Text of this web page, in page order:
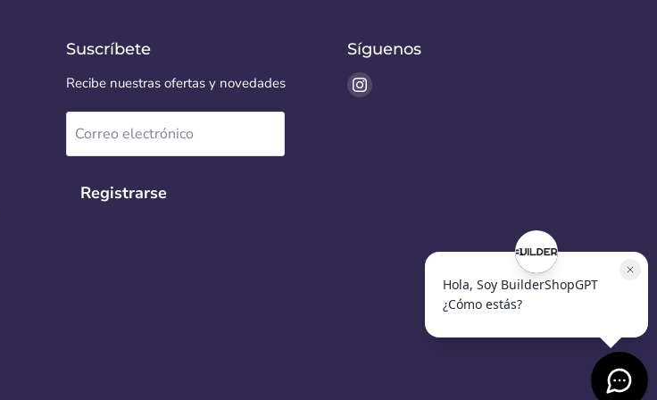
Suscríbete
Recibe nuestras ofertas y novedades
Correo electrónico
Registrarse
Síguenos
Encuéntrenos